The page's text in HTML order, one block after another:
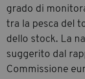
grado di
tra la pesca del
dello stock. La
suggerito dal
Commissione